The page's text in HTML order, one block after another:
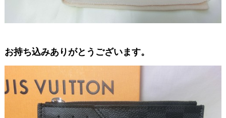
お持ち込みありがとうございます。